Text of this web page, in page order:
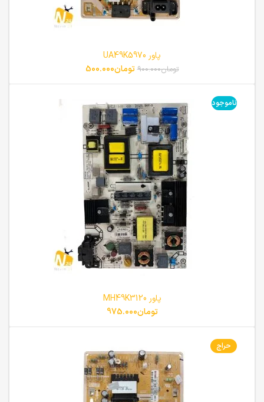
پاور UA49K5970
تومان900.000 تومان500.000
ناموجود
پاور MH49K3120
تومان975.000
حراج